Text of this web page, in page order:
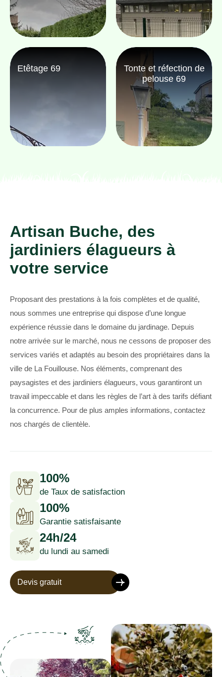
Etêtage 69
Tonte et réfection de
pelouse 69
Artisan Buche, des
jardiniers élagueurs à
votre service
Proposant des prestations à la fois complètes et de qualité,
nous sommes une entreprise qui dispose d’une longue
expérience réussie dans le domaine du jardinage. Depuis
notre arrivée sur le marché, nous ne cessons de proposer des
services variés et adaptés au besoin des propriétaires dans la
ville de La Fouillouse. Nos éléments, comprenant des
paysagistes et des jardiniers élagueurs, vous garantiront un
travail impeccable et dans les règles de l’art à des tarifs défiant
la concurrence. Pour de plus amples informations, contactez
nos chargés de clientèle.
100%
de Taux de satisfaction
100%
Garantie satisfaisante
24h/24
du lundi au samedi
Devis gratuit